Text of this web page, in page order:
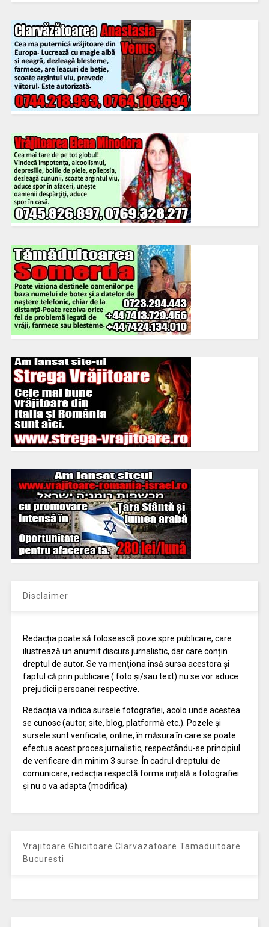
Disclaimer
Redacția poate să folosească poze spre publicare, care
ilustrează un anumit discurs jurnalistic, dar care conțin
dreptul de autor. Se va menționa însă sursa acestora și
faptul că prin publicare ( foto și/sau text) nu se vor aduce
prejudicii persoanei respective.
Redacția va indica sursele fotografiei, acolo unde acestea
se cunosc (autor, site, blog, platformă etc.). Pozele și
sursele sunt verificate, online, în măsura în care se poate
efectua acest proces jurnalistic, respectându-se principiul
de verificare din minim 3 surse. În cadrul dreptului de
comunicare, redacția respectă forma inițială a fotografiei
și nu o va adapta (modifica).
Vrajitoare Ghicitoare Clarvazatoare Tamaduitoare
Bucuresti